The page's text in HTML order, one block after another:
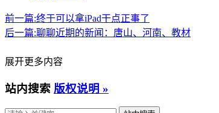
前一篇:终于可以拿iPad干点正事了
后一篇:聊聊近期的新闻：唐山、河南、教材
展开更多内容
站内搜索 版权说明 »